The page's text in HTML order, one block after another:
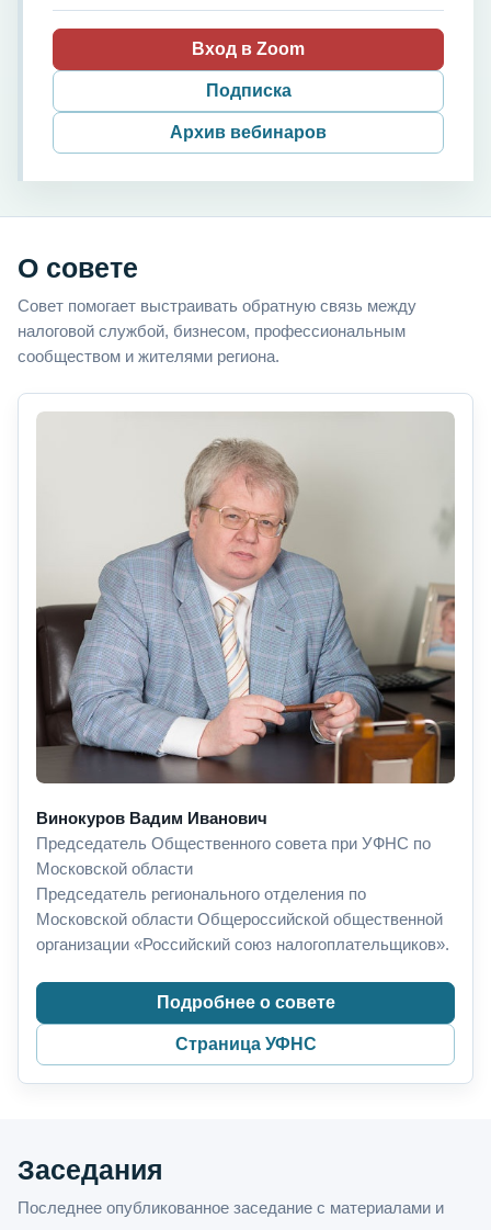
Вход в Zoom
Подписка
Архив вебинаров
О совете
Совет помогает выстраивать обратную связь между
налоговой службой, бизнесом, профессиональным
сообществом и жителями региона.
Винокуров Вадим Иванович
Председатель Общественного совета при УФНС по
Московской области
Председатель регионального отделения по
Московской области Общероссийской общественной
организации «Российский союз налогоплательщиков».
Подробнее о совете
Страница УФНС
Заседания
Последнее опубликованное заседание с материалами и